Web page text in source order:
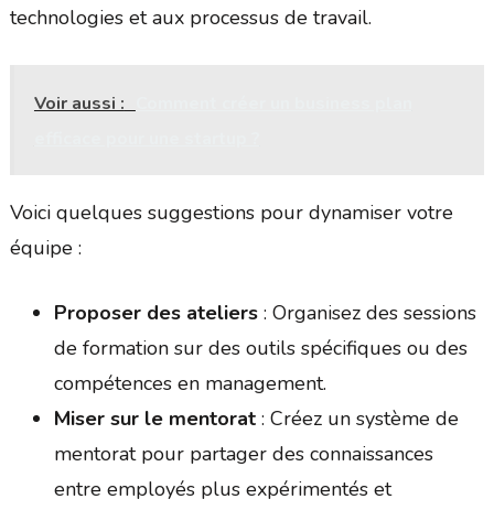
technologies et aux processus de travail.
Voir aussi :
Voici quelques suggestions pour dynamiser votre
équipe :
Proposer des ateliers: Organisez des sessions
de formation sur des outils spécifiques ou des
compétences en management.
Miser sur le mentorat: Créez un système de
mentorat pour partager des connaissances
entre employés plus expérimentés et